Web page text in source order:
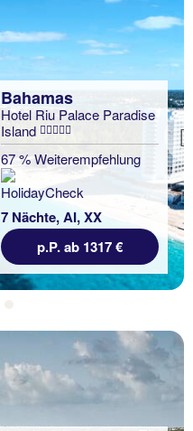
Bahamas
Hotel Riu Palace Paradise
Island
67 % Weiterempfehlung
7 Nächte, AI, XX
p.P. ab 1317 €